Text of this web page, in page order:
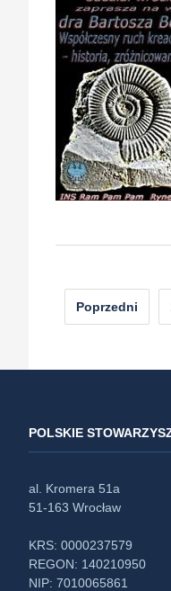
wpisach
Poprzedni
POLSKIE
al. Kromera 51a
51-163 Wrocław
KRS: 0000237579
REGON: 140210950
NIP: 7010065861